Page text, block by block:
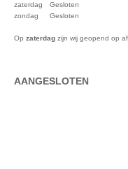
zaterdag
Gesloten
zondag
Gesloten
Op zaterdag zijn wij geopend op
AANGESLOTEN